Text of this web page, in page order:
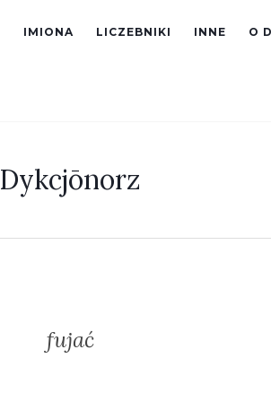
IMIONA LICZEBNIKI INNE O
Dykcjōnorz
fujać